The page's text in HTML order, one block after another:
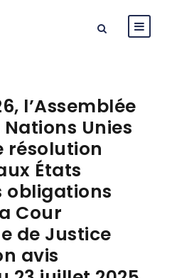
l’Assemblée
Unies
résolution
États
obligations
Cour
de Justice
avis